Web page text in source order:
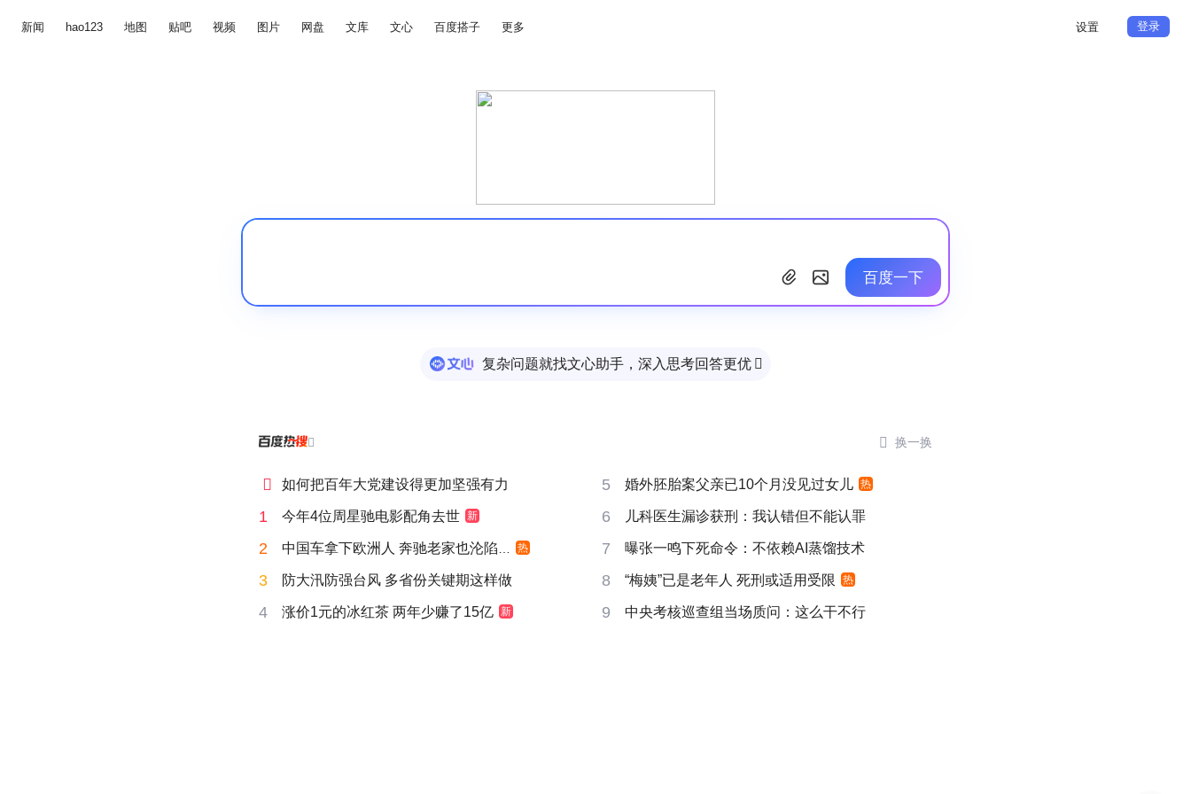
新闻 hao123 地图 贴吧 视频 图片 网盘 文库 文心 百度搭子 更多 设置 登录
百度一下
复杂问题就找文心助手，深入思考回答更优 
  换一换
 如何把百年大党建设得更加坚强有力 5 婚外胚胎案父亲已10个月没见过女儿 热
1 今年4位周星驰电影配角去世 新 6 儿科医生漏诊获刑：我认错但不能认罪
2 中国车拿下欧洲人 奔驰老家也沦陷了 热 7 曝张一鸣下死命令：不依赖AI蒸馏技术
3 防大汛防强台风 多省份关键期这样做 8 “梅姨”已是老年人 死刑或适用受限 热
4 涨价1元的冰红茶 两年少赚了15亿 新 9 中央考核巡查组当场质问：这么干不行